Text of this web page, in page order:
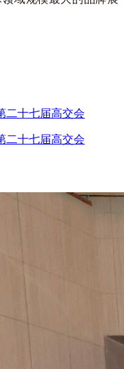
二十七届高交会
二十七届高交会